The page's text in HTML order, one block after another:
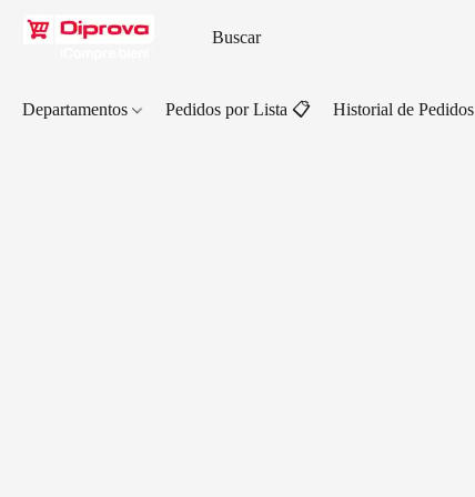
Departamentos Pedidos por Lista 📋 Historial de Pedidos